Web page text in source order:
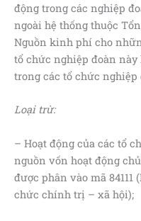
động trong các nghiệp
ngoài hệ thống thuộc
Nguồn kinh phí cho
tổ chức nghiệp đoàn
trong các tổ chức nghiệp
Loại trừ:
– Hoạt động của các tổ
nguồn vốn hoạt động
được phân vào mã 84111
chức chính trị – xã hội);